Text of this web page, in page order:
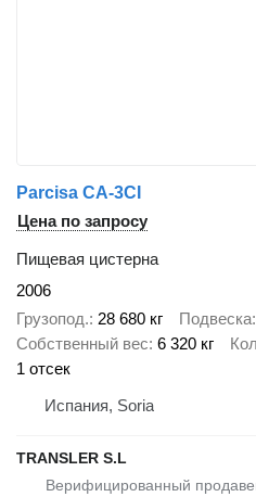
Parcisa CA-3CI
Цена по запросу
Пищевая цистерна
2006
Грузопод. 28 680 кг Подвеска
Собственный вес 6 320 кг
1 отсек
Испания, Soria
TRANSLER S.L